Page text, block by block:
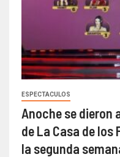
ESPECTACULOS
Anoche se dieron
de La Casa de los
la segunda